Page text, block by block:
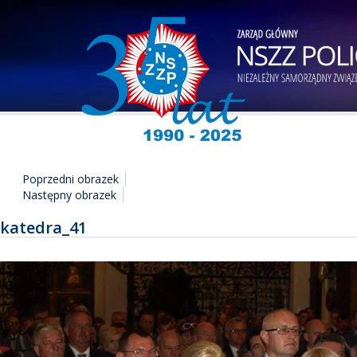
Poprzedni obrazek
Następny obrazek
katedra_41